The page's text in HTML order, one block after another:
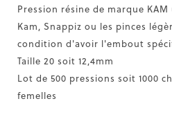
Pression résine de marque
Kam, Snappiz ou les pinces
condition d'avoir l'embout
Taille 20 soit 12,4mm
Lot de 500 pressions soit 1000
femelles